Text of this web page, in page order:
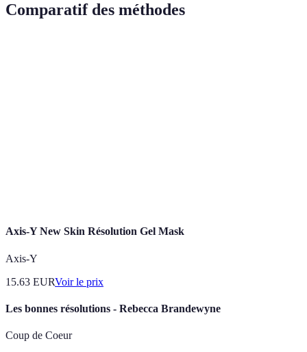
Comparatif des méthodes
Axis-Y New Skin Résolution Gel Mask
Axis-Y
15.63 EURVoir le prix
Les bonnes résolutions - Rebecca Brandewyne
Coup de Coeur